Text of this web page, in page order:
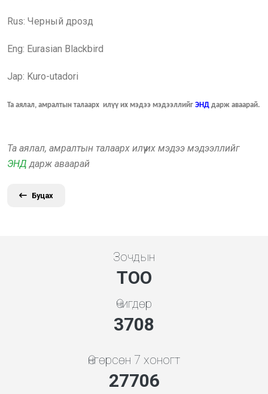
Rus: Черный дрозд
Eng: Eurasian Blackbird
Jap: Kuro-utadori
Та аялал, амралтын талаарх илүү их мэдээ мэдээллийг ЭНД дарж аваарай.
Та аялал, амралтын талаарх илүү их мэдээ мэдээллийг
ЭНД дарж аваарай
Буцах
Зочдын
ТОО
Өчигдөр
3994
Өнгөрсөн 7 хоногт
29837